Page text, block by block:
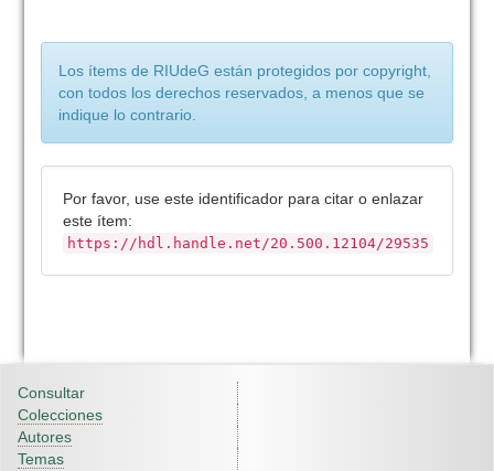
Los ítems de RIUdeG están protegidos por copyright,
con todos los derechos reservados, a menos que se
indique lo contrario.
Por favor, use este identificador para citar o enlazar
este ítem:
https://hdl.handle.net/20.500.12104/29535
Consultar
Colecciones
Autores
Temas